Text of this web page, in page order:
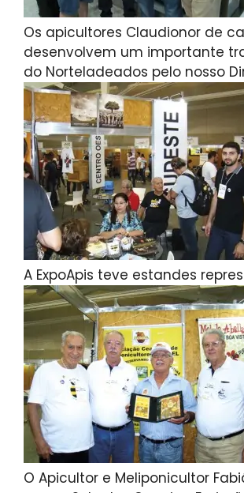
Os apicultores Claudionor de
desenvolvem um importante
do Norteladeados pelo nosso
A ExpoApis teve estandes
O Apicultor e Meliponicultor